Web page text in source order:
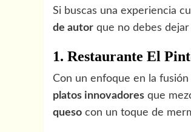
Si buscas una experiencia
de autor que no debes
1. Restaurante El
Con un enfoque en la
platos innovadores que
queso con un toque de